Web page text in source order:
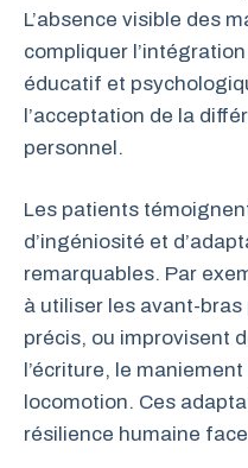
L’absence visible des
compliquer
éducatif et
l’acceptation de la
personnel.
Les patients
d’ingéniosité et
remarquables. Par
à utiliser les avant-
précis, ou improvisent
l’écriture, le
locomotion. Ces
résilience humaine